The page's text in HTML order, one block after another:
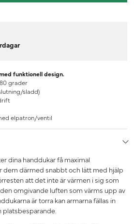
funktionell design.
grader
sladd)
elpatron/ventil
dina handdukar få maximal
dem därmed snabbt och lätt med hjälp
att det inte är värmen i sig som
omgivande luften som värms upp av
är torra kan armarna fällas in
platsbesparande.